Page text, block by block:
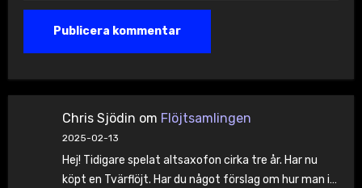
Chris Sjödin om Flöjtsamlingen
2025-02-13
Hej! Tidigare spelat altsaxofon cirka tre år. Har nu
köpt en Tvärflöjt. Har du något förslag om hur man i…